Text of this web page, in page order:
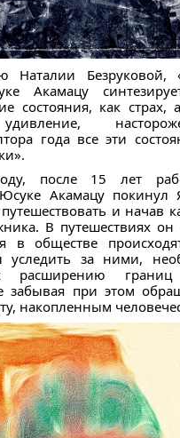
Наталии Безруковой,
Акамацу
состояния, как страх,
года все эти
после 15 лет
Акамацу покинул
и начав
В путешествиях
в обществе
уследить за ними,
расширению границ
забывая при этом
накопленным